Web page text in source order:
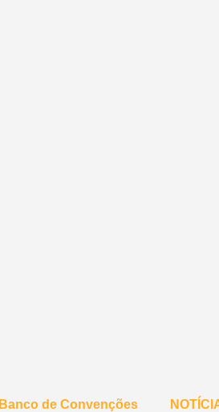
Banco de Convenções